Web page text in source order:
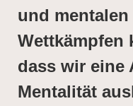
und mentalen
Wettkämpfen
dass wir eine
Mentalität